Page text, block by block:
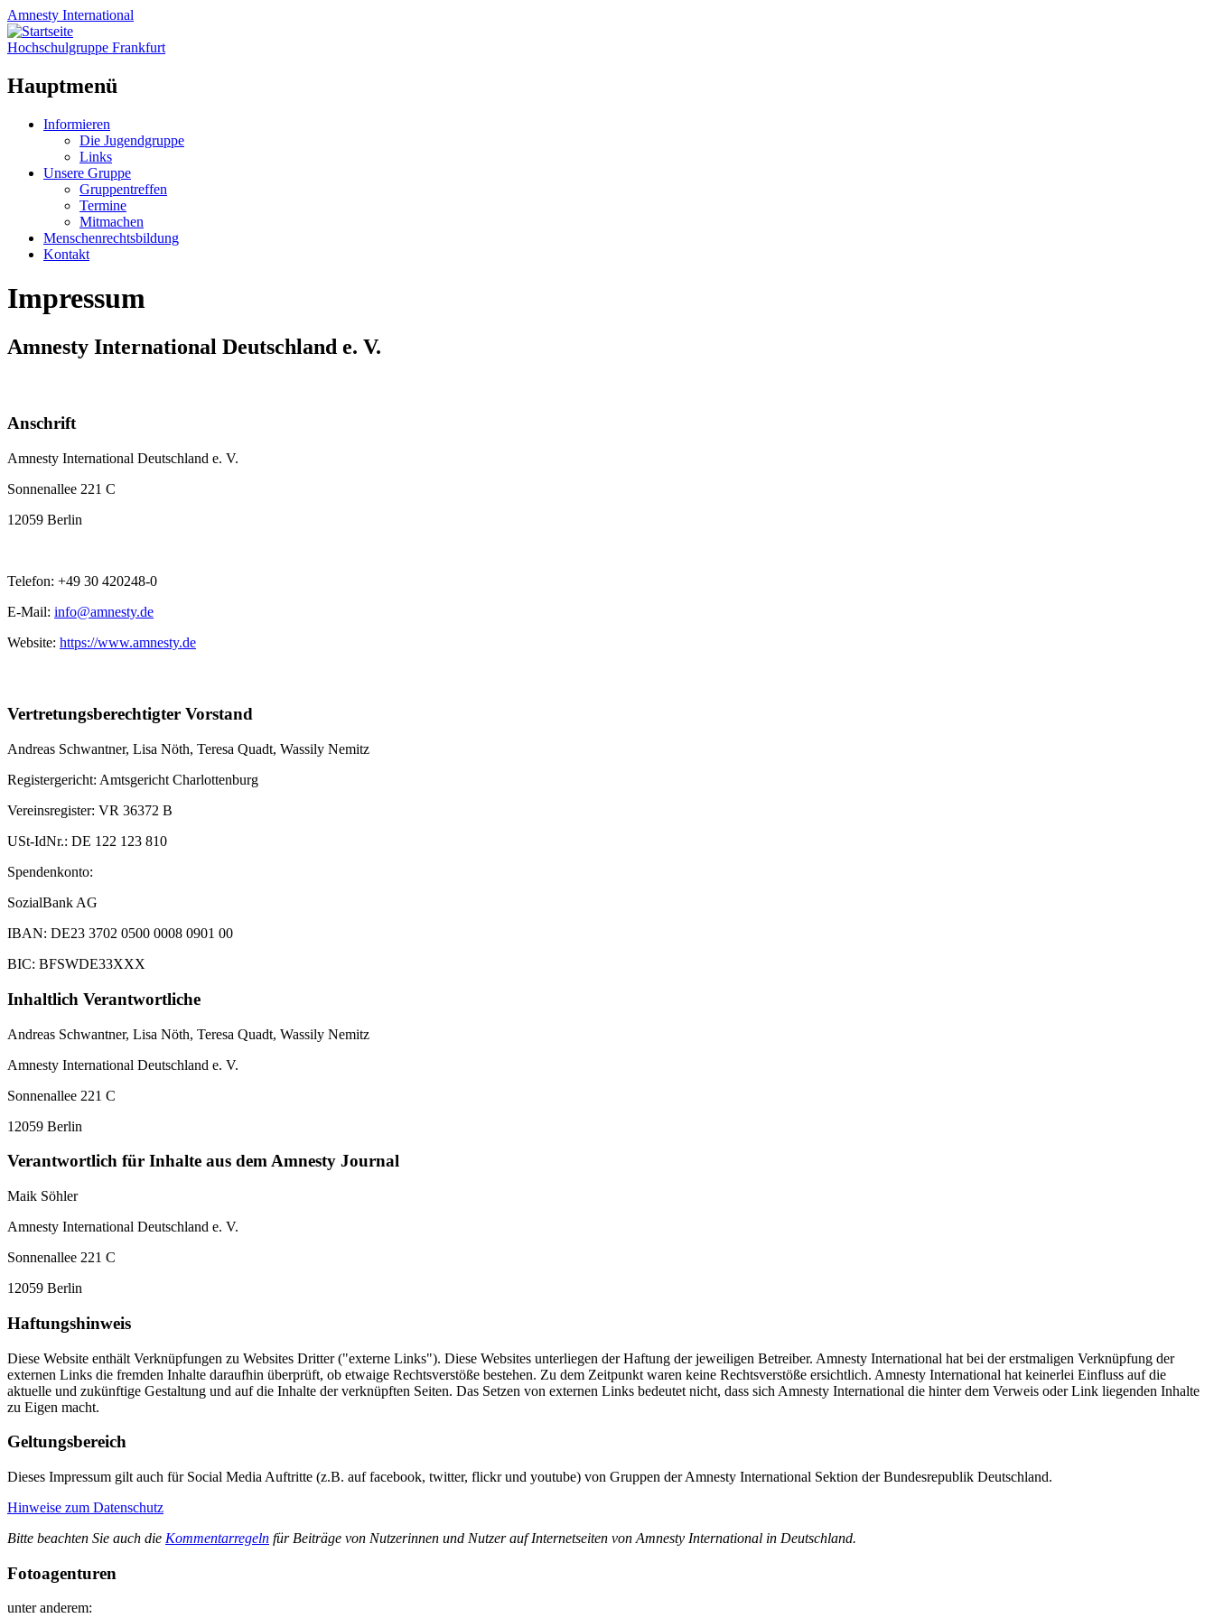
Amnesty International
Hochschulgruppe Frankfurt
Hauptmenü
Zum
Informieren
Die Jugendgruppe
Links
Unsere Gruppe
Gruppentreffen
Termine
Mitmachen
Menschenrechtsbildung
Kontakt
Impressum
Amnesty International Deutschland e. V.
Anschrift
Amnesty International Deutschland e. V.
Sonnenallee 221 C
12059 Berlin
Telefon: +49 30 420248-0
E-Mail: info@amnesty.de
Website: https://www.amnesty.de
Vertretungsberechtigter Vorstand
Andreas Schwantner, Lisa Nöth, Teresa Quadt, Wassily Nemitz
Registergericht: Amtsgericht Charlottenburg
Vereinsregister: VR 36372 B
USt-IdNr.: DE 122 123 810
Spendenkonto:
SozialBank AG
IBAN: DE23 3702 0500 0008 0901 00
BIC: BFSWDE33XXX
Inhaltlich Verantwortliche
Andreas Schwantner, Lisa Nöth, Teresa Quadt, Wassily Nemitz
Amnesty International Deutschland e. V.
Sonnenallee 221 C
12059 Berlin
Verantwortlich für Inhalte aus dem Amnesty Journal
Maik Söhler
Amnesty International Deutschland e. V.
Sonnenallee 221 C
12059 Berlin
Haftungshinweis
Diese Website enthält Verknüpfungen zu Websites Dritter ("externe Links"). Diese Websites unterliegen der Haftung der jeweiligen Betreiber. Amnesty International hat bei der erstmaligen Verknüpfung der
externen Links die fremden Inhalte daraufhin überprüft, ob etwaige Rechtsverstöße bestehen. Zu dem Zeitpunkt waren keine Rechtsverstöße ersichtlich. Amnesty International hat keinerlei Einfluss auf die
aktuelle und zukünftige Gestaltung und auf die Inhalte der verknüpften Seiten. Das Setzen von externen Links bedeutet nicht, dass sich Amnesty International die hinter dem Verweis oder Link liegenden Inhalte
zu Eigen macht.
Geltungsbereich
Dieses Impressum gilt auch für Social Media Auftritte (z.B. auf facebook, twitter, flickr und youtube) von Gruppen der Amnesty International Sektion der Bundesrepublik Deutschland.
Hinweise zum Datenschutz
Bitte beachten Sie auch die Kommentarregeln für Beiträge von Nutzerinnen und Nutzer auf Internetseiten von Amnesty International in Deutschland.
Fotoagenturen
unter anderem: